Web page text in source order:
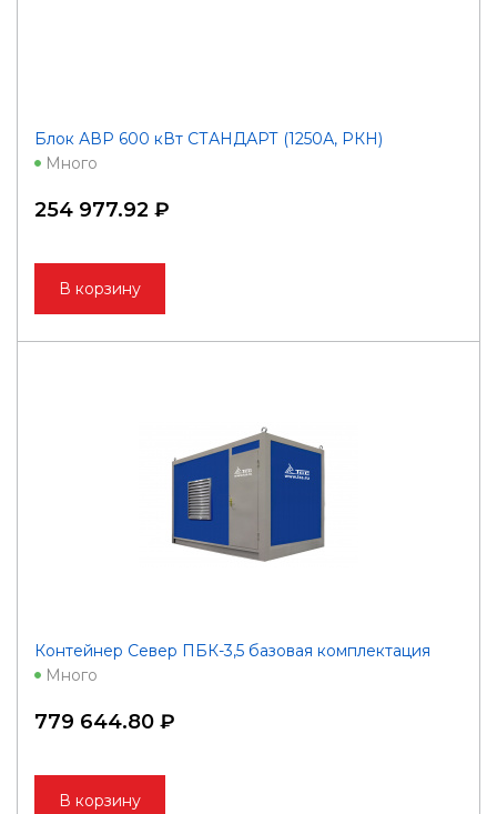
Блок АВР 600 кВт СТАНДАРТ (1250А, РКН)
Много
254 977.92 ₽
В корзину
Контейнер Север ПБК-3,5 базовая комплектация
Много
779 644.80 ₽
В корзину